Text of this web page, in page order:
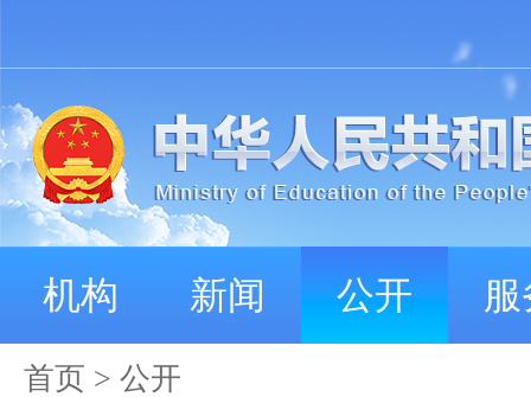
机构 新闻 公开
首页 > 公开